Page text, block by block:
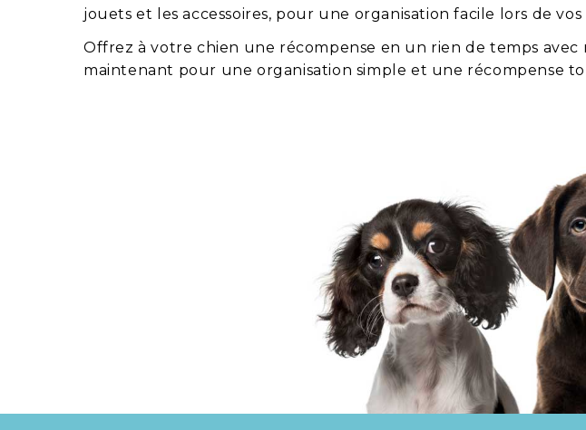
jouets et les accessoires, pour une organisation facile lors de
Offrez à votre chien une récompense en un rien de temps
maintenant pour une organisation simple et une récompense